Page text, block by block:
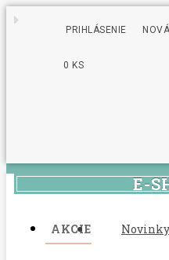
PRIHLÁSENIE
0 KS
E-
AKCIE Novinky